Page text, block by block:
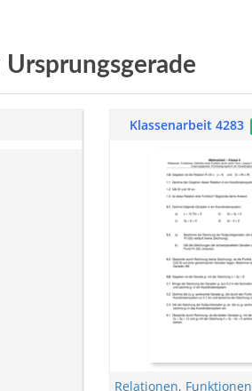
Ursprungsgerade
Klassenarbeit 4283
Relationen, Funktionen